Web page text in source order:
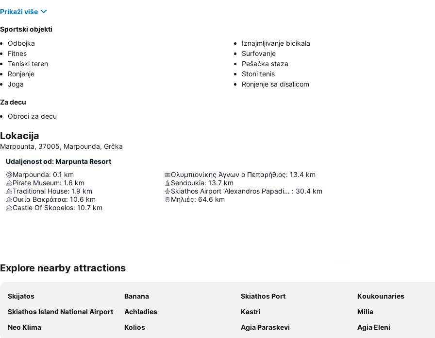
Prikaži više
Sportski objekti
Odbojka
Iznajmljivanje bicikala
Fitnes
Surfovanje
Teniski teren
Pešačka staza
Ronjenje
Stoni tenis
Joga
Ronjenje sa disalicom
Za decu
Obroci za decu
Lokacija
Marpounta, 37005, Marpounda, Grčka
Udaljenost od: Marpunta Resort
Marpounda: 0.1 km
Pirate Museum: 1.6 km
Traditional House: 1.9 km
Οικία Βακράτσα: 10.6 km
Castle Of Skopelos: 10.7 km
Ολυμπιονίκης Άγνων ο Πεπαρήθιος: 13.4 km
Sendoukia: 13.7 km
Skiathos Airport ‘Alexandros Papadiamantis’ : 30.4 km
Μηλιές: 64.6 km
Explore nearby attractions
Skijatos Banana Skiathos Port
Κoukounaries
Skiathos Island National Airport
Achladies Kastri
Μilia
Neo Klima
Kolios Agia Paraskevi Agia Eleni